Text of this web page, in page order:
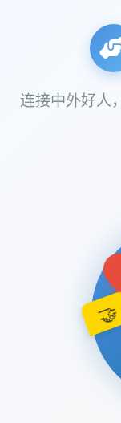
连接中外好人
🤝